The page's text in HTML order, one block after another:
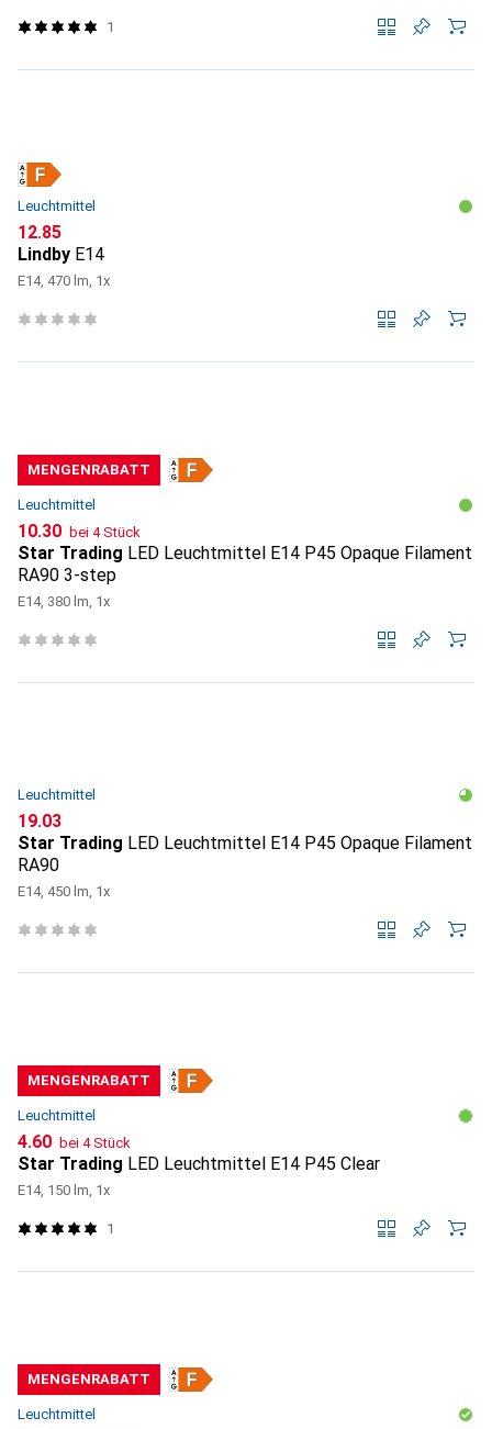
1
Leuchtmittel
CHF
12.85
Lindby E14
E14, 470 lm, 1x
MENGENRABATT
Leuchtmittel
CHF
10.30 bei 4 Stück
Star Trading LED Leuchtmittel E14 P45 Opaque Filament
RA90 3-step
E14, 380 lm, 1x
Leuchtmittel
CHF
19.03
Star Trading LED Leuchtmittel E14 P45 Opaque Filament
RA90
E14, 450 lm, 1x
MENGENRABATT
Leuchtmittel
CHF
4.60 bei 4 Stück
Star Trading LED Leuchtmittel E14 P45 Clear
E14, 150 lm, 1x
1
MENGENRABATT
Leuchtmittel